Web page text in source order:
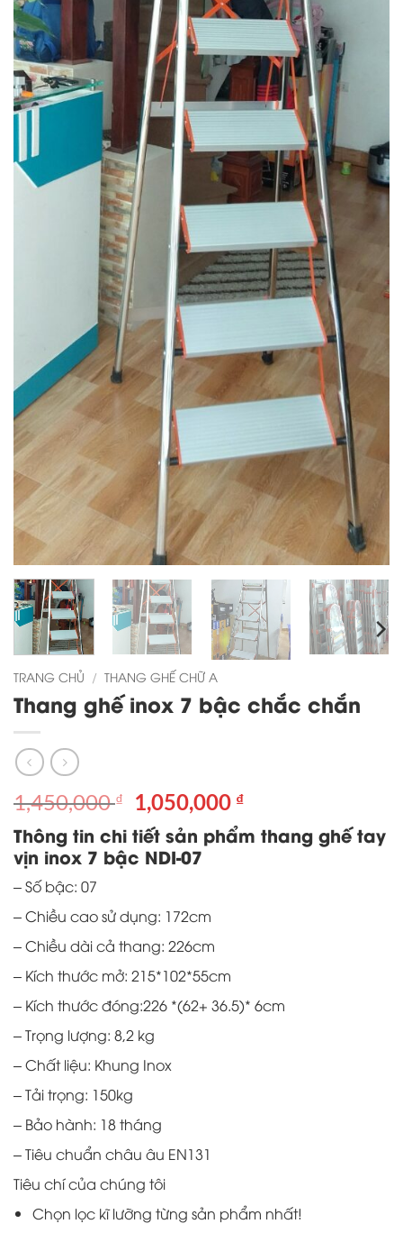
TRANG CHỦ / THANG GHẾ CHỮ A
Thang ghế inox 7 bậc chắc chắn
1,450,000₫
Giá
gốc
là:
1,450,000 ₫.
1,050,000 ₫Giá
tại
Thông tin chi tiết sản phẩm thang ghế tay
vịn inox 7 bậc NDI-07
– Số bậc: 07
– Chiều cao sử dụng: 172cm
– Chiều dài cả thang: 226cm
– Kích thước mở: 215*102*55cm
– Kích thước đóng:226 *(62+ 36.5)* 6cm
– Trọng lượng: 8,2 kg
– Chất liệu: Khung Inox
– Tải trọng: 150kg
– Bảo hành: 18 tháng
– Tiêu chuẩn châu âu EN131
Tiêu chí của chúng tôi
Chọn lọc kĩ lưỡng từng sản phẩm nhất!